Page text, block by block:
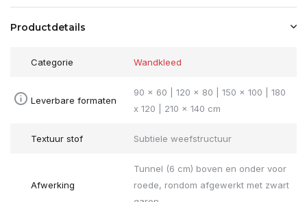
Productdetails
Categorie Wandkleed
Leverbare formaten
90 x 60 | 120 x 80 | 150 x 100 | 180
x 120 | 210 x 140 cm
Textuur stof Subtiele weefstructuur
Afwerking
Tunnel (6 cm) boven en onder voor
roede, rondom afgewerkt met zwart